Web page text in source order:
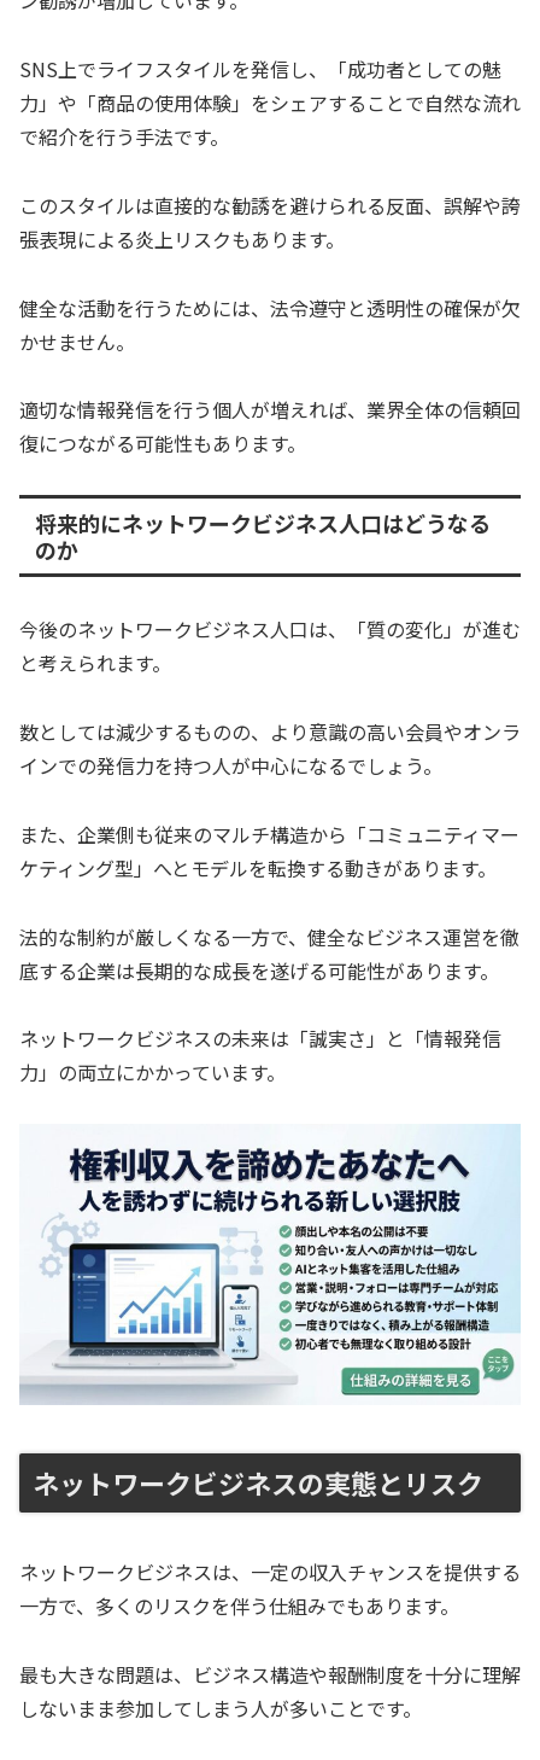
SNS上でライフスタイルを発信し、「成功者としての魅
力」や「商品の使用体験」をシェアすることで自然な流れ
で紹介を行う手法です。
このスタイルは直接的な勧誘を避けられる反面、誤解や誇
張表現による炎上リスクもあります。
健全な活動を行うためには、法令遵守と透明性の確保が欠
かせません。
適切な情報発信を行う個人が増えれば、業界全体の信頼回
復につながる可能性もあります。
将来的にネットワークビジネス人口はどうなる
のか
今後のネットワークビジネス人口は、「質の変化」が進む
と考えられます。
数としては減少するものの、より意識の高い会員やオンラ
インでの発信力を持つ人が中心になるでしょう。
また、企業側も従来のマルチ構造から「コミュニティマー
ケティング型」へとモデルを転換する動きがあります。
法的な制約が厳しくなる一方で、健全なビジネス運営を徹
底する企業は長期的な成長を遂げる可能性があります。
ネットワークビジネスの未来は「誠実さ」と「情報発信
力」の両立にかかっています。
ネットワークビジネスの実態とリスク
ネットワークビジネスは、一定の収入チャンスを提供する
一方で、多くのリスクを伴う仕組みでもあります。
最も大きな問題は、ビジネス構造や報酬制度を十分に理解
しないまま参加してしまう人が多いことです。